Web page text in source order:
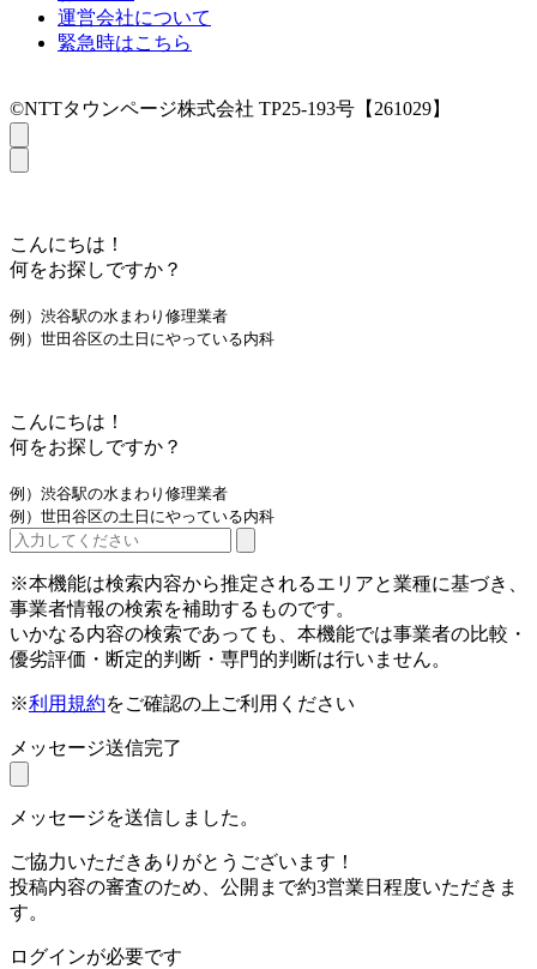
運営会社について
緊急時はこちら
©NTTタウンページ株式会社 TP25-193号【261029】
こんにちは！
何をお探しですか？
例）渋谷駅の水まわり修理業者
例）世田谷区の土日にやっている内科
こんにちは！
何をお探しですか？
例）渋谷駅の水まわり修理業者
例）世田谷区の土日にやっている内科
※本機能は検索内容から推定されるエリアと業種に基づき、
事業者情報の検索を補助するものです。
いかなる内容の検索であっても、本機能では事業者の比較・
優劣評価・断定的判断・専門的判断は行いません。
※利用規約をご確認の上ご利用ください
メッセージ送信完了
メッセージを送信しました。
ご協力いただきありがとうございます！
投稿内容の審査のため、公開まで約3営業日程度いただきま
す。
ログインが必要です